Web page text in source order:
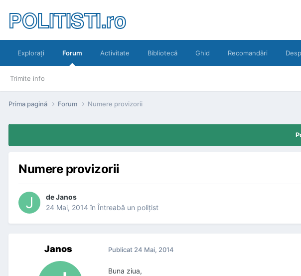
POLITISTI.ro
Exploraţi Forum
Trimite info
Activitate Bibliotecă Ghid Recomandări
Prima pagină Forum Numere provizorii
Numere provizorii
deJanos
24 Mai, 2014 în Întreabă un poliţist
Janos Publicat 24 Mai, 2014
Buna ziua,